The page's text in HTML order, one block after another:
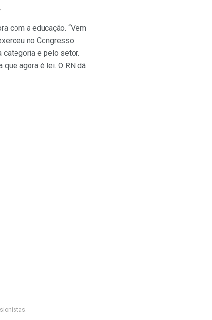
com a educação. “Vem
no Congresso
categoria e pelo setor.
agora é lei. O RN dá